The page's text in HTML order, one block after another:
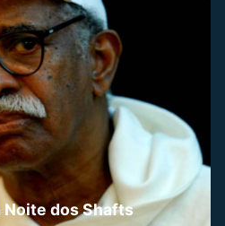
Noite dos Shafts